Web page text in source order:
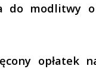
do
opłatek